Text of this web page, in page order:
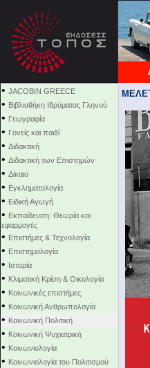
• JACOBIN GREECE
• Βιβλιοθήκη Ιδρύματος Γληνού
• Γεωγραφία
• Γονείς και παιδί
• Διδακτική
• Διδακτική των Επιστημών
• Δίκαιο
• Εγκληματολογία
• Ειδική Αγωγή
• Εκπαίδευση: Θεωρία και
εφαρμογές
• Επιστήμες & Τεχνολογία
• Επιστημολογία
• Ιστορία
• Κλιματική Κρίση & Οικολογία
• Κοινωνικές επιστήμες
• Κοινωνική Ανθρωπολογία
• Κοινωνική Πολιτική
• Κοινωνική Ψυχιατρική
• Κοινωνιολογία
• Κοινωνιολογία του Πολιτισμού